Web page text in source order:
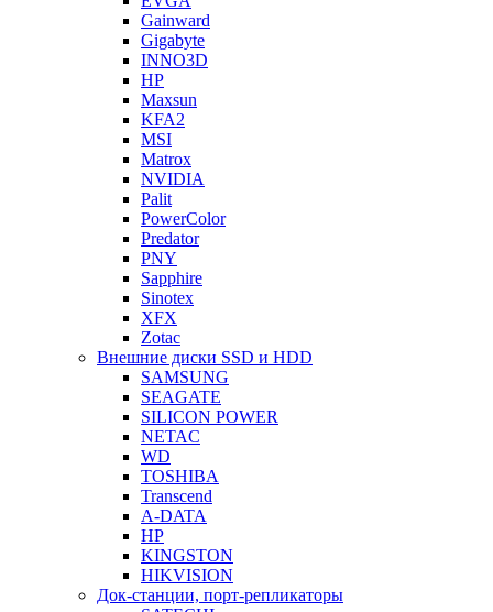
Gainward
Gigabyte
INNO3D
HP
Maxsun
KFA2
MSI
Matrox
NVIDIA
Palit
PowerColor
Predator
PNY
Sapphire
Sinotex
XFX
Zotac
Внешние диски SSD и HDD
SAMSUNG
SEAGATE
SILICON POWER
NETAC
WD
TOSHIBA
Transcend
A-DATA
HP
KINGSTON
HIKVISION
Док-станции, порт-репликаторы